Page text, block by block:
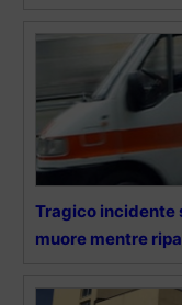
Tragico incidente
muore mentre